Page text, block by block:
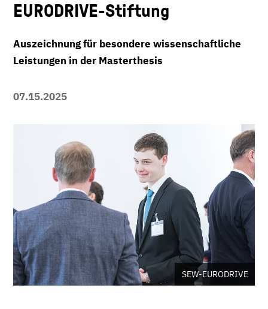
EURODRIVE-Stiftung
Auszeichnung für besondere wissenschaftliche
Leistungen in der Masterthesis
07.15.2025
SEW-EURODRIVE